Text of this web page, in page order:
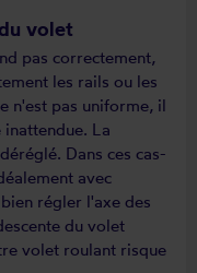
volet
pas correctement,
les rails ou les
n'est pas uniforme, il
La
Dans ces cas-
avec
régler l'axe des
du volet
volet roulant risque